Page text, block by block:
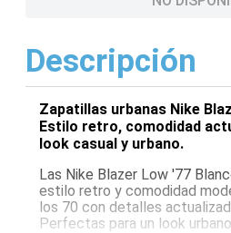
Descripción
Zapatillas urbanas Nike
Estilo retro, comodidad
look casual y urbano.
Las Nike Blazer Low '77
estilo retro y comodidad
los 70 con detalles
Perfectas para un look